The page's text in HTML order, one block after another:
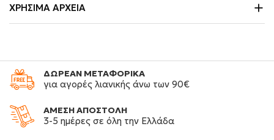
ΧΡΉΣΙΜΑ ΑΡΧΕΊΑ
ΔΩΡΕΑΝ ΜΕΤΑΦΟΡΙΚΑ
για αγορές λιανικής άνω των 90€
ΑΜΕΣΗ ΑΠΟΣΤΟΛΗ
3-5 ημέρες σε όλη την Ελλάδα